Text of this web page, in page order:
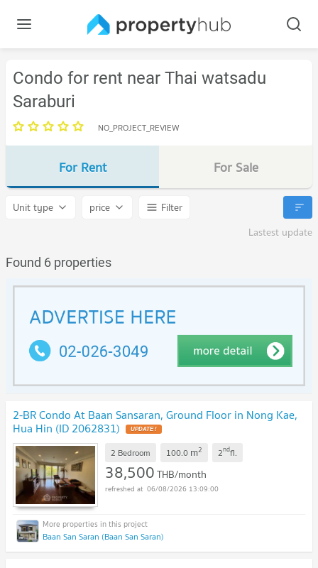
Condo for rent near Thai watsadu
Saraburi
NO_PROJECT_REVIEW
For Rent For Sale
Unit type price
Filter
Lastest update
Found 6 properties
2-BR Condo At Baan Sansaran, Ground Floor in Nong Kae,
Hua Hin (ID 2062831)
2 Bedroom 100.0 m2 2ndfl.
38,500THB/month
06/08/2026 13:09:00
Baan San Saran (Baan San Saran)